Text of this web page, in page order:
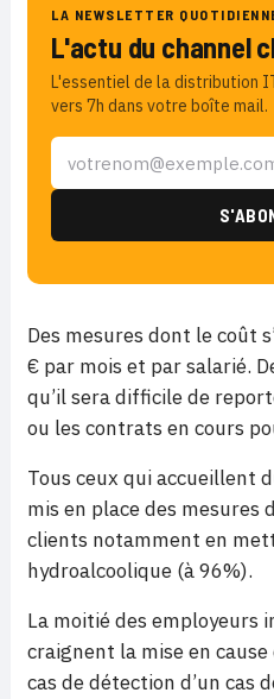
LA NEWSLETTER
L'actu du channel
L'essentiel de la distribution
vers 7h dans votre boîte mail.
Des mesures dont le coût
€ par mois et par salarié.
qu’il sera difficile de
ou les contrats en cours
Tous ceux qui accueillent
mis en place des mesures
clients notamment en
hydroalcoolique (à 96%).
La moitié des employeurs
craignent la mise en
cas de détection d’un cas